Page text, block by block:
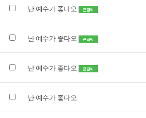
난 예수가 좋다오 큰글씨
난 예수가 좋다오 큰글씨
난 예수가 좋다오 큰글씨
난 예수가 좋다오